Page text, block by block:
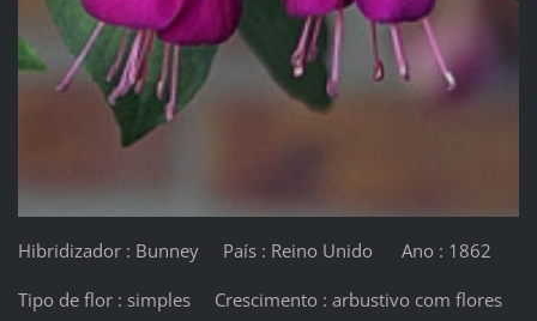
Hibridizador : Bunney País : Reino Unido Ano : 1862
Tipo de flor : simples Crescimento : arbustivo com flores